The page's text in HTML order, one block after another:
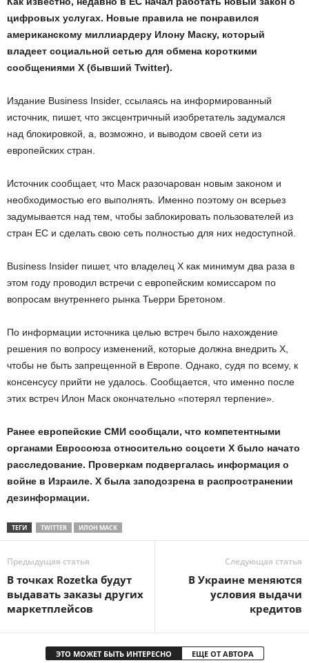
цифровых услугах. Новые правила не понравился
американскому миллиардеру Илону Маску, который
владеет социальной сетью для обмена короткими
сообщениями Х (бывший Twitter).
Издание Business Insider, ссылаясь на информированный
источник, пишет, что эксцентричный изобретатель задумался
над блокировкой, а, возможно, и выводом своей сети из
европейских стран.
Источник сообщает, что Маск разочарован новым законом и
необходимостью его выполнять. Именно поэтому он всерьез
задумывается над тем, чтобы заблокировать пользователей из
стран ЕС и сделать свою сеть полностью для них недоступной.
Business Insider пишет, что владелец Х как минимум два раза в
этом году проводил встречи с европейским комиссаром по
вопросам внутреннего рынка Тьерри Бретоном.
По информации источника целью встреч было нахождение
решения по вопросу изменений, которые должна внедрить Х,
чтобы не быть запрещенной в Европе. Однако, судя по всему, к
консенсусу прийти не удалось. Сообщается, что именно после
этих встреч Илон Маск окончательно «потерял терпение».
Ранее европейские СМИ сообщали, что компетентными
органами Евросоюза относительно соцсети Х было начато
расследование. Проверкам подвергалась информация о
войне в Израиле. Х была заподозрена в распространении
дезинформации.
ТЕГИ TWITTER ИЛОН МАСК
Предыдущая статья
В точках Rozetka будут
выдавать заказы других
маркетплейсов
Следующая статья
В Украине меняются
условия выдачи
кредитов
ЭТО МОЖЕТ БЫТЬ ИНТЕРЕСНО ЕЩЕ ОТ АВТОРА